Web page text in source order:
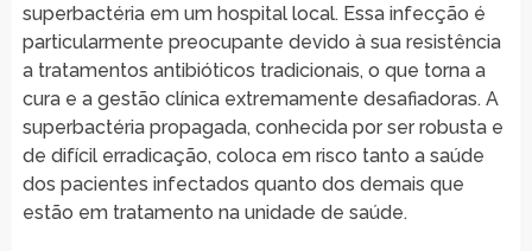
superbactéria em um hospital local. Essa infecção é
particularmente preocupante devido à sua resistência
a tratamentos antibióticos tradicionais, o que torna a
cura e a gestão clínica extremamente desafiadoras. A
superbactéria propagada, conhecida por ser robusta e
de difícil erradicação, coloca em risco tanto a saúde
dos pacientes infectados quanto dos demais que
estão em tratamento na unidade de saúde.